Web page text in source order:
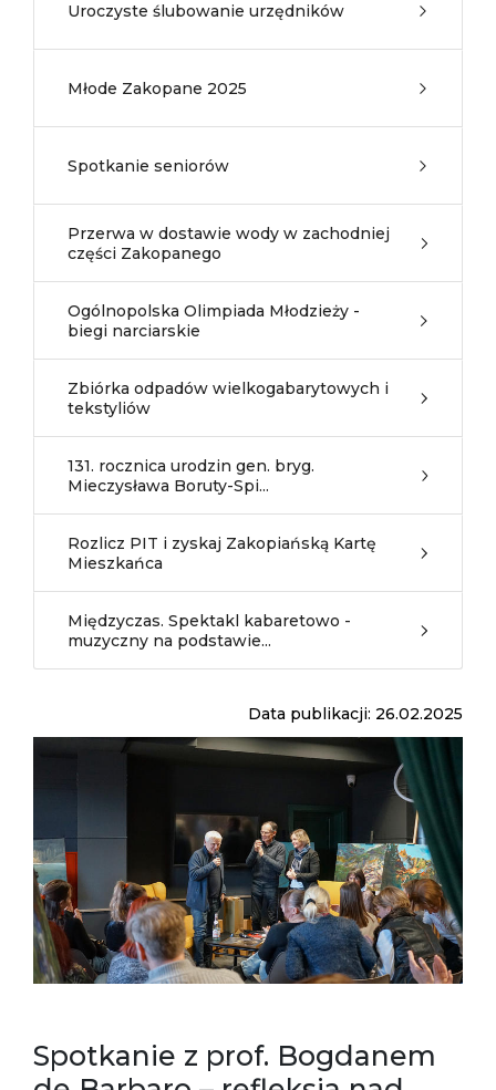
Uroczyste ślubowanie urzędników
Młode Zakopane 2025
Spotkanie seniorów
Przerwa w dostawie wody w zachodniej
części Zakopanego
Ogólnopolska Olimpiada Młodzieży -
biegi narciarskie
Zbiórka odpadów wielkogabarytowych i
tekstyliów
131. rocznica urodzin gen. bryg.
Mieczysława Boruty-Spi...
Rozlicz PIT i zyskaj Zakopiańską Kartę
Mieszkańca
Międzyczas. Spektakl kabaretowo -
muzyczny na podstawie...
Data publikacji: 26.02.2025
Spotkanie z prof. Bogdanem